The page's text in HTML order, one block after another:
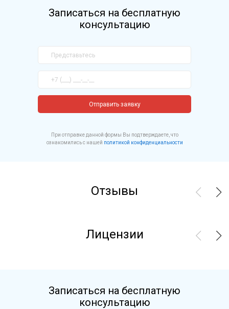
Записаться на бесплатную
консультацию
Отправить заявку
При отправке данной формы Вы подтверждаете, что
ознакомились с нашей политикой конфиденциальности
Отзывы
Лицензии
Записаться на бесплатную
консультацию